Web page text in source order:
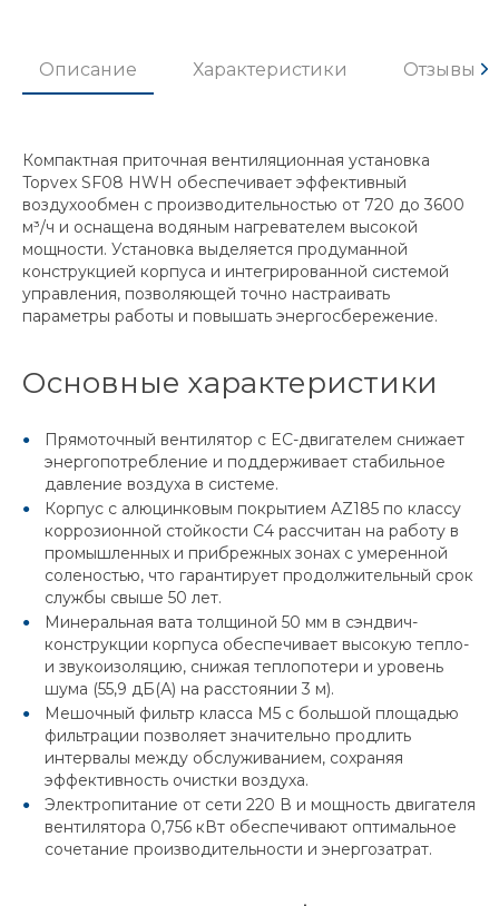
Описание Характеристики Отзывы
Компактная приточная вентиляционная установка
Topvex SF08 HWH обеспечивает эффективный
воздухообмен с производительностью от 720 до 3600
м³/ч и оснащена водяным нагревателем высокой
мощности. Установка выделяется продуманной
конструкцией корпуса и интегрированной системой
управления, позволяющей точно настраивать
параметры работы и повышать энергосбережение.
Основные характеристики
Прямоточный вентилятор с EC-двигателем снижает
энергопотребление и поддерживает стабильное
давление воздуха в системе.
Корпус с алюцинковым покрытием AZ185 по классу
коррозионной стойкости C4 рассчитан на работу в
промышленных и прибрежных зонах с умеренной
соленостью, что гарантирует продолжительный срок
службы свыше 50 лет.
Минеральная вата толщиной 50 мм в сэндвич-
конструкции корпуса обеспечивает высокую тепло-
и звукоизоляцию, снижая теплопотери и уровень
шума (55,9 дБ(А) на расстоянии 3 м).
Мешочный фильтр класса M5 с большой площадью
фильтрации позволяет значительно продлить
интервалы между обслуживанием, сохраняя
эффективность очистки воздуха.
Электропитание от сети 220 В и мощность двигателя
вентилятора 0,756 кВт обеспечивают оптимальное
сочетание производительности и энергозатрат.